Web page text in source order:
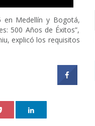
en Medellín y Bogotá,
500 Años de Éxitos”,
explicó los requisitos